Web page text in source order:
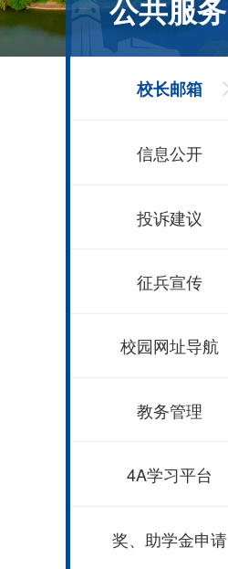
公共服务
校长邮箱
信息公开
投诉建议
征兵宣传
校园网址导航
教务管理
4A学习平台
奖、助学金申请